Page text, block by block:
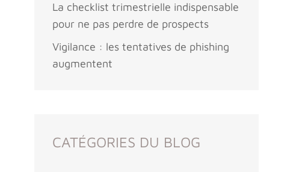
La checklist trimestrielle indispensable
pour ne pas perdre de prospects
Vigilance : les tentatives de phishing
augmentent
CATÉGORIES DU BLOG